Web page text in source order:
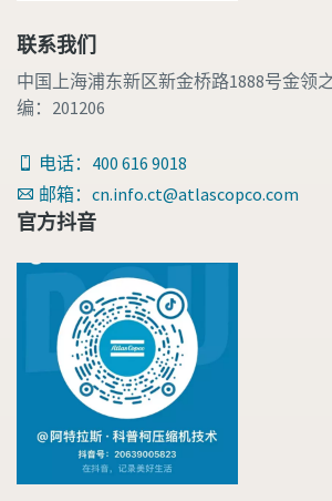
联系我们
中国上海浦东新区新金桥路1888号金领
编：201206
电话：400 616 9018
邮箱：cn.info.ct@atlascopco.com
官方抖音